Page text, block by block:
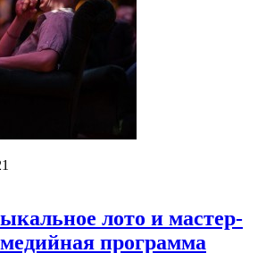
лото и мастер-
программа